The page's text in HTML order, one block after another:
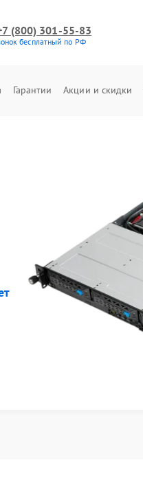
(800) 301-55-83
бесплатный по РФ
Гарантии Акции и скидки